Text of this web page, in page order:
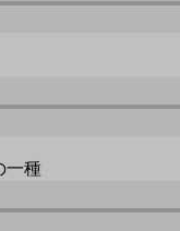
一種